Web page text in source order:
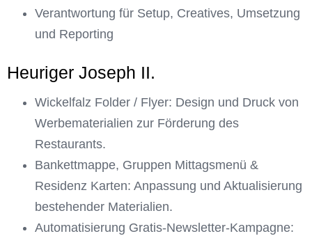
Verantwortung für Setup, Creatives, Umsetzung
und Reporting
Heuriger Joseph II.
Wickelfalz Folder / Flyer: Design und Druck von
Werbematerialien zur Förderung des
Restaurants.
Bankettmappe, Gruppen Mittagsmenü &
Residenz Karten: Anpassung und Aktualisierung
bestehender Materialien.
Automatisierung Gratis-Newsletter-Kampagne: